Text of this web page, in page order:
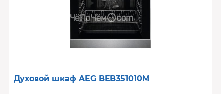
Духовой шкаф AEG BEB351010M